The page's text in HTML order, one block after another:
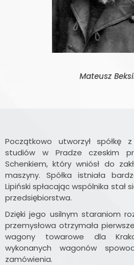
Mateusz
Początkowo utworzył spółkę
studiów w Pradze czeskim
Schenkiem, który wniósł do
maszyny. Spółka istniała
Lipiński spłacając wspólnika stał
przedsiębiorstwa.
Dzięki jego usilnym staraniom
przemysłowa otrzymała
wagony towarowe dla
wykonanych wagonów
zamówienia.